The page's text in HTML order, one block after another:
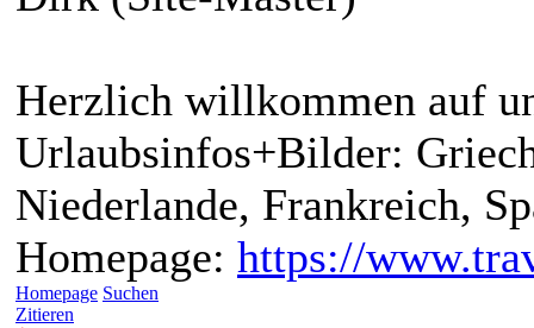
Herzlich willkommen auf
Urlaubsinfos+Bilder:
Niederlande, Frankreich,
Homepage: https://
Homepage Suchen
Zitieren